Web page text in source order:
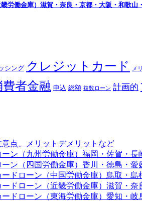
労働金庫）滋賀・奈良・京都・大阪・和歌山
シング クレジットカード メ
費者金融 申込 総額 複数ローン 計画的
点、メリットデメリットなど
ン（九州労働金庫）福岡・佐賀・
ン（四国労働金庫）香川・徳島・愛
ドローン（中国労働金庫）鳥取・島
ドローン（近畿労働金庫）滋賀・
ドローン（東海労働金庫）愛知・岐